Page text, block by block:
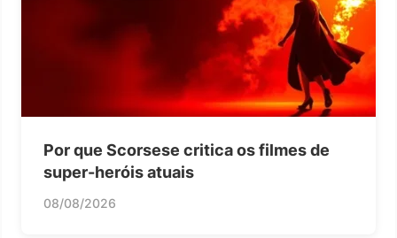
Por que Scorsese critica os filmes de
super-heróis atuais
08/08/2026